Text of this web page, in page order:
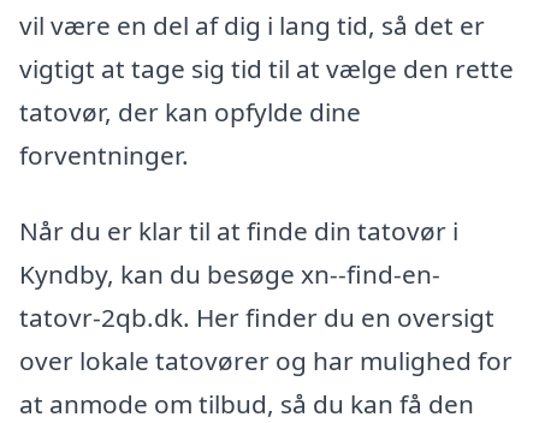
vil være en del af dig i lang tid, så det er
vigtigt at tage sig tid til at vælge den rette
tatovør, der kan opfylde dine
forventninger.
Når du er klar til at finde din tatovør i
Kyndby, kan du besøge xn--find-en-
tatovr-2qb.dk. Her finder du en oversigt
over lokale tatovører og har mulighed for
at anmode om tilbud, så du kan få den